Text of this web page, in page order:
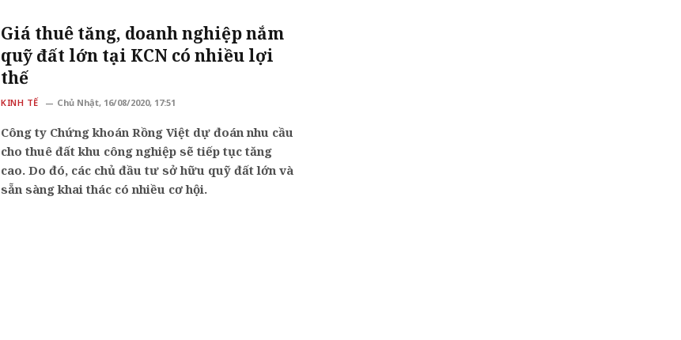
Giá thuê tăng, doanh nghiệp nắm
quỹ đất lớn tại KCN có nhiều lợi
thế
KINH TẾ Chủ Nhật, 16/08/2020, 17:51
Công ty Chứng khoán Rồng Việt dự đoán nhu cầu
cho thuê đất khu công nghiệp sẽ tiếp tục tăng
cao. Do đó, các chủ đầu tư sở hữu quỹ đất lớn và
sẵn sàng khai thác có nhiều cơ hội.